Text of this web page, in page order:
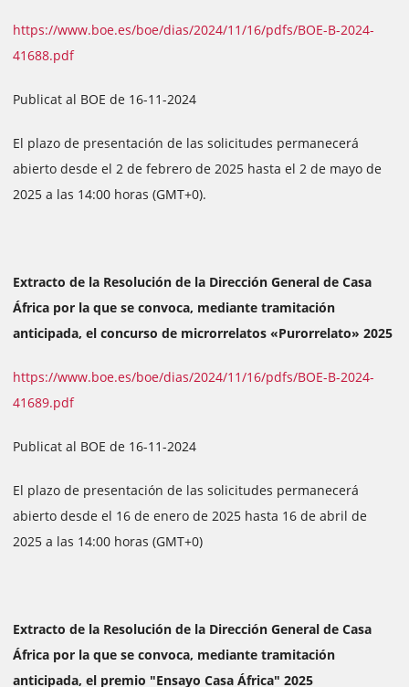
https://www.boe.es/boe/dias/2024/11/16/pdfs/BOE-B-2024-
41688.pdf
Publicat al BOE de 16-11-2024
El plazo de presentación de las solicitudes permanecerá
abierto desde el 2 de febrero de 2025 hasta el 2 de mayo de
2025 a las 14:00 horas (GMT+0).
Extracto de la Resolución de la Dirección General de Casa
África por la que se convoca, mediante tramitación
anticipada, el concurso de microrrelatos «Purorrelato» 2025
https://www.boe.es/boe/dias/2024/11/16/pdfs/BOE-B-2024-
41689.pdf
Publicat al BOE de 16-11-2024
El plazo de presentación de las solicitudes permanecerá
abierto desde el 16 de enero de 2025 hasta 16 de abril de
2025 a las 14:00 horas (GMT+0)
Extracto de la Resolución de la Dirección General de Casa
África por la que se convoca, mediante tramitación
anticipada, el premio "Ensayo Casa África" 2025